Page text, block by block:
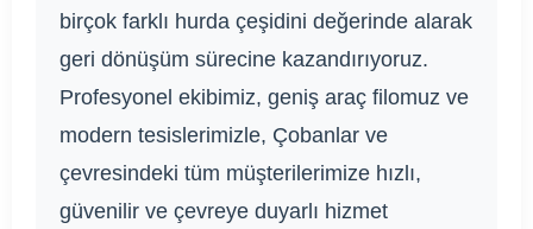
birçok farklı hurda çeşidini değerinde alarak
geri dönüşüm sürecine kazandırıyoruz.
Profesyonel ekibimiz, geniş araç filomuz ve
modern tesislerimizle, Çobanlar ve
çevresindeki tüm müşterilerimize hızlı,
güvenilir ve çevreye duyarlı hizmet